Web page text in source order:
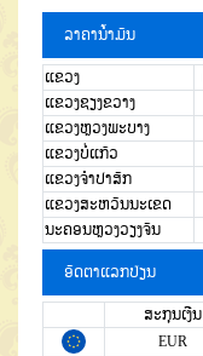
ລາຄານໍ້າມັນ
ແຂວງ
ແຂວງຊຽງຂວາງ
ແຂວງຫຼວງພະບາງ
ແຂວງບໍ່ແກ້ວ
ແຂວງຈໍາປາສັກ
ແຂວງສະຫວັນນະເຂດ
ນະຄອນຫຼວງວຽງຈັນ
ອັດຕາແລກປ່ຽນ
ສະກຸນເງີນ
EUR